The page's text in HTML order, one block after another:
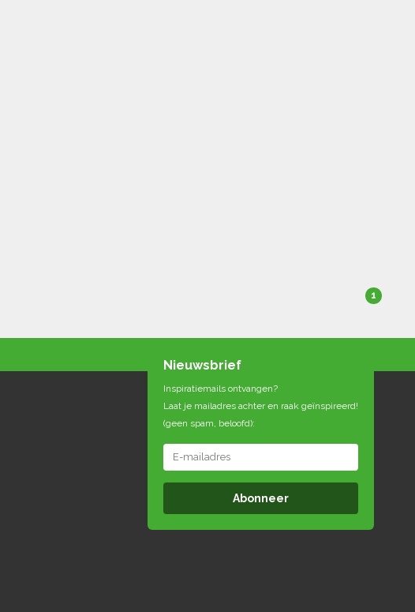
1
Nieuwsbrief
Inspiratiemails ontvangen?
Laat je mailadres achter en raak geïnspireerd!
(geen spam, beloofd):
Abonneer